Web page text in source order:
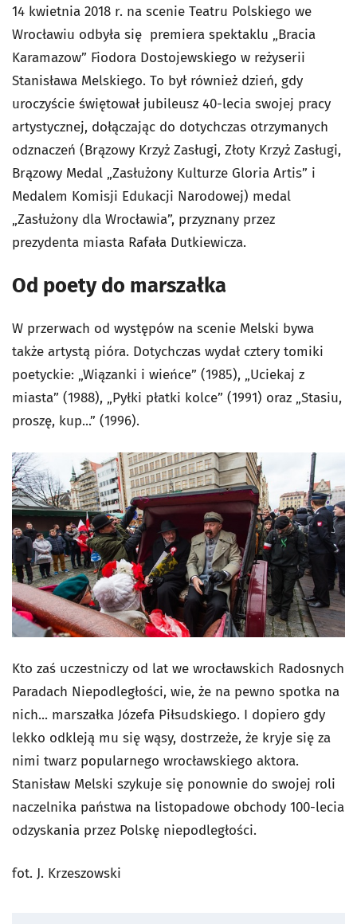
14 kwietnia 2018 r. na scenie Teatru Polskiego we
Wrocławiu odbyła się premiera spektaklu „Bracia
Karamazow” Fiodora Dostojewskiego w reżyserii
Stanisława Melskiego. To był również dzień, gdy
uroczyście świętował jubileusz 40-lecia swojej pracy
artystycznej, dołączając do dotychczas otrzymanych
odznaczeń (Brązowy Krzyż Zasługi, Złoty Krzyż Zasługi,
Brązowy Medal „Zasłużony Kulturze Gloria Artis” i
Medalem Komisji Edukacji Narodowej) medal
„Zasłużony dla Wrocławia”, przyznany przez
prezydenta miasta Rafała Dutkiewicza.
Od poety do marszałka
W przerwach od występów na scenie Melski bywa
także artystą pióra. Dotychczas wydał cztery tomiki
poetyckie: „Wiązanki i wieńce” (1985), „Uciekaj z
miasta” (1988), „Pyłki płatki kolce” (1991) oraz „Stasiu,
proszę, kup...” (1996).
Kto zaś uczestniczy od lat we wrocławskich Radosnych
Paradach Niepodległości, wie, że na pewno spotka na
nich... marszałka Józefa Piłsudskiego. I dopiero gdy
lekko odkleją mu się wąsy, dostrzeże, że kryje się za
nimi twarz popularnego wrocławskiego aktora.
Stanisław Melski szykuje się ponownie do swojej roli
naczelnika państwa na listopadowe obchody 100-lecia
odzyskania przez Polskę niepodległości.
fot. J. Krzeszowski